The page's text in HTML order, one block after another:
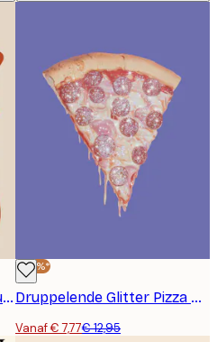
Melloi - Delicious Pasta Club Poster
-40%*
Druppelende Glitter Pizza Poster - Melloi
Vanaf € 7,77€ 12,95